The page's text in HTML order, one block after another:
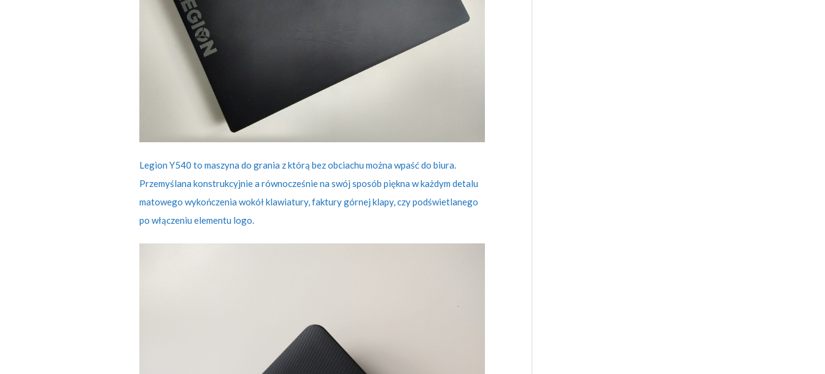
Legion Y540 to maszyna do grania z którą bez obciachu można wpaść do biura.
Przemyślana konstrukcyjnie a równocześnie na swój sposób piękna w każdym detalu
matowego wykończenia wokół klawiatury, faktury górnej klapy, czy podświetlanego
po włączeniu elementu logo.